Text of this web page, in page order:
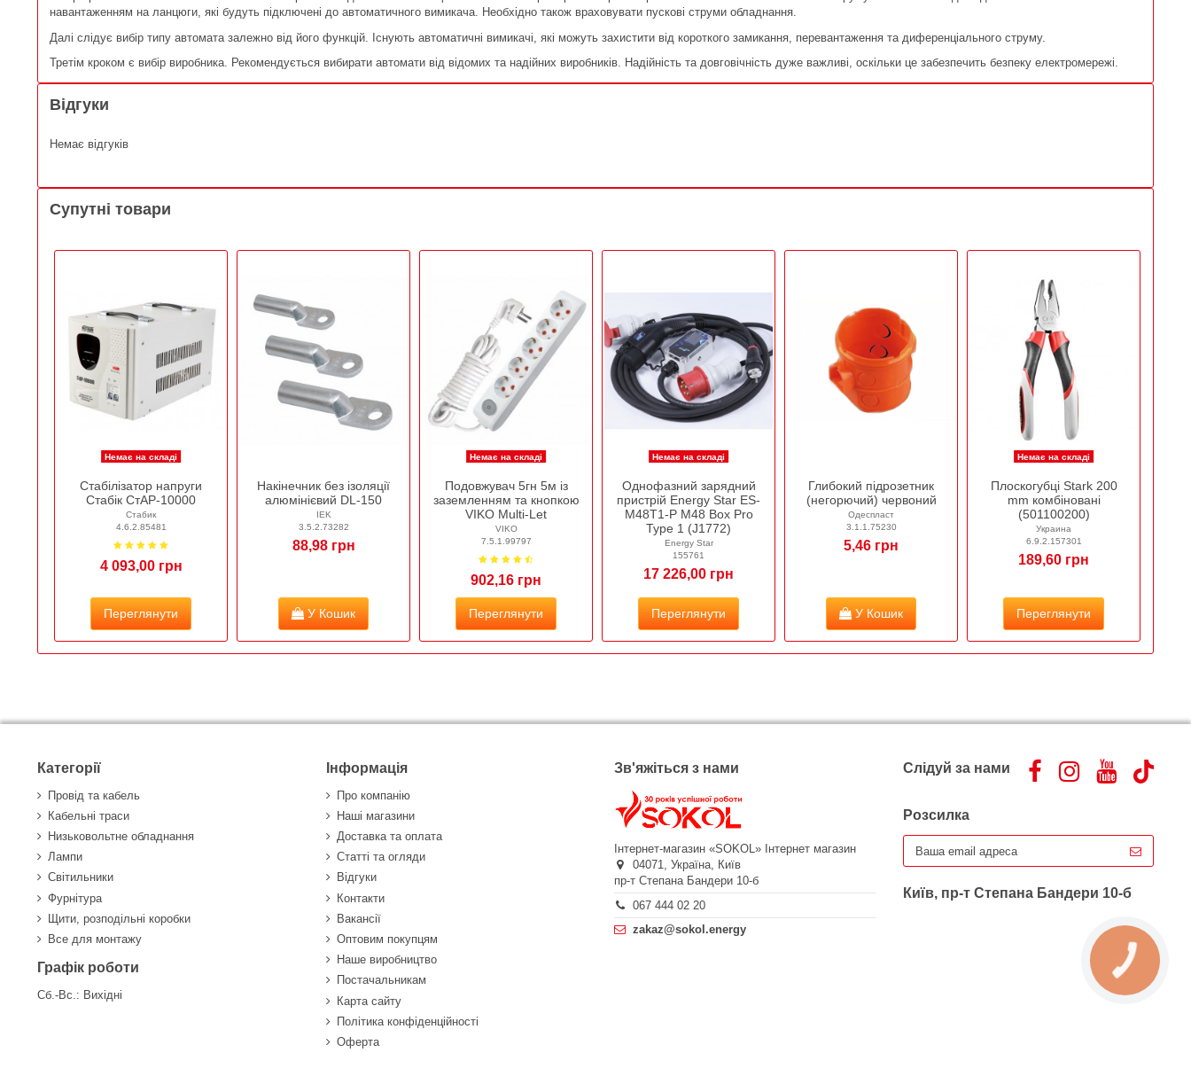
навантаженням на ланцюги, які будуть підключені до автоматичного вимикача. Необхідно також враховувати пускові струми обладнання.
Далі слідує вибір типу автомата залежно від його функцій. Існують автоматичні вимикачі, які можуть захистити від короткого замикання, перевантаження та диференціального струму.
Третім кроком є вибір виробника. Рекомендується вибирати автомати від відомих та надійних виробників. Надійність та довговічність дуже важливі, оскільки це забезпечить безпеку електромережі.
Відгуки
Немає відгуків
Супутні товари
Немає на складі
Стабілізатор напруги
Стабік СтАР-10000
Стабик
4.6.2.85481
4 093,00 грн
Переглянути
Накінечник без ізоляції
алюмінієвий DL-150
IEK
3.5.2.73282
88,98 грн
У Кошик
Немає на складі
Подовжувач 5гн 5м із
заземленням та кнопкою
VIKO Multi-Let
VIKO
7.5.1.99797
902,16 грн
Переглянути
Немає на складі
Однофазний зарядний
пристрій Energy Star ES-
M48T1-P M48 Box Pro
Type 1 (J1772)
Energy Star
155761
17 226,00 грн
Переглянути
Глибокий підрозетник
(негорючий) червоний
Одеспласт
3.1.1.75230
5,46 грн
У Кошик
Немає на складі
Плоскогубці Stark 200
mm комбіновані
(501100200)
Украина
6.9.2.157301
189,60 грн
Переглянути
Категорії
Провід та кабель
Кабельні траси
Низьковольтне обладнання
Лампи
Світильники
Фурнітура
Щити, розподільні коробки
Все для монтажу
Графік роботи
Сб.-Вс.: Вихідні
Інформація
Про компанію
Наші магазини
Доставка та оплата
Статті та огляди
Відгуки
Контакти
Вакансії
Оптовим покупцям
Наше виробництво
Постачальникам
Карта сайту
Політика конфіденційності
Оферта
Зв'яжіться з нами
Інтернет-магазин «SOKOL» Інтернет магазин
04071,Україна, Київ
пр-т Степана Бандери 10-б
067 444 02 20
zakaz@sokol.energy
Слідуй за нами
Розсилка
Київ, пр-т Степана Бандери 10-б
КНОПКА
ЗВ'ЯЗКУ